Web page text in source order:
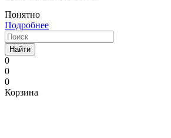
Понятно
Подробнее
Найти
0
0
0
Корзина